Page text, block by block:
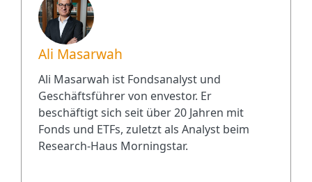
Ali Masarwah
Ali Masarwah ist Fondsanalyst und
Geschäftsführer von envestor. Er
beschäftigt sich seit über 20 Jahren mit
Fonds und ETFs, zuletzt als Analyst beim
Research-Haus Morningstar.